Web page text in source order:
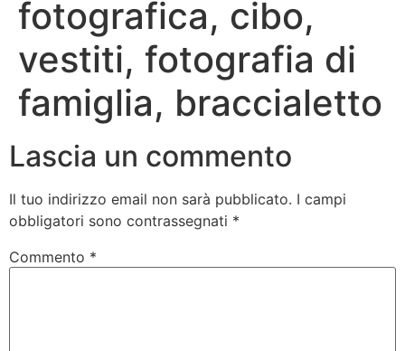
fotografica, cibo,
vestiti, fotografia di
famiglia, braccialetto
Lascia un commento
Il tuo indirizzo email non sarà pubblicato. I campi
obbligatori sono contrassegnati *
Commento *